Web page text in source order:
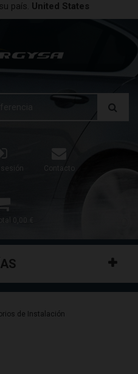
país. United States
Contacto
0,00 €
de Instalación